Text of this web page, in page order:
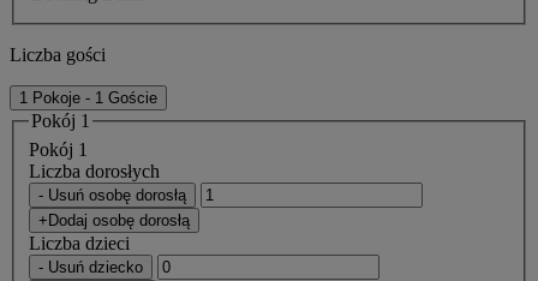
Liczba gości
1 Pokoje - 1 Goście
Pokój 1
Pokój 1
Liczba dorosłych
- Usuń osobę dorosłą
+Dodaj osobę dorosłą
Liczba dzieci
- Usuń dziecko